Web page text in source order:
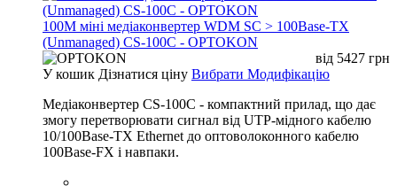
100М міні медіаконвертер WDM SC > 100Base-TX
(Unmanaged) CS-100C - OPTOKON
від 5427 грн
У кошик Дізнатися ціну Вибрати Модифікацію
Медіаконвертер CS-100C - компактний прилад, що дає
змогу перетворювати сигнал від UTP-мідного кабелю
10/100Base-TX Ethernet до оптоволоконного кабелю
100Base-FX і навпаки.